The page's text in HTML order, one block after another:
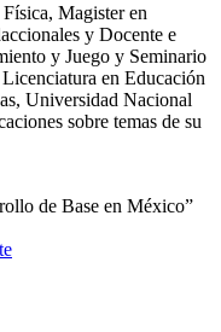
Magister en
y Docente e
y Juego y Seminario
en Educación
Universidad Nacional
sobre temas de su
de Base en México”